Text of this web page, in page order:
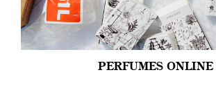
PERFUMES ONLINE